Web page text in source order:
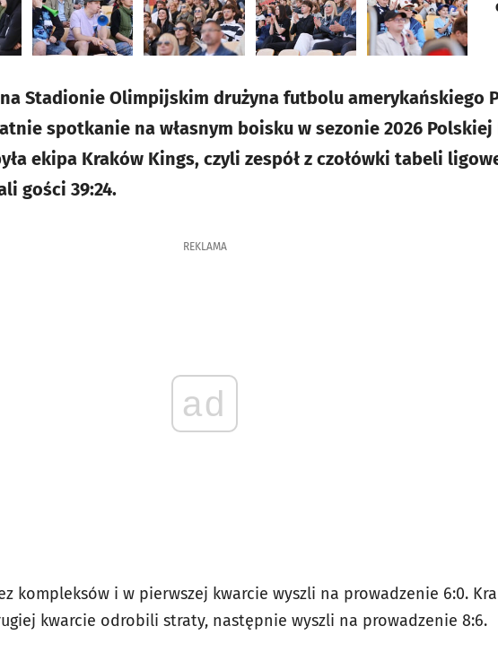
Stadionie Olimpijskim drużyna futbolu amerykańskiego
spotkanie na własnym boisku w sezonie 2026
ekipa Kraków Kings, czyli zespół z czołówki tabeli
gości 39:24.
REKLAMA
ad
kompleksów i w pierwszej kwarcie wyszli na prowadzenie 6:0.
kwarcie odrobili straty, następnie wyszli na prowadzenie 8:6.